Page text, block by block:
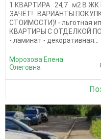
1 КВАРТИРА 24,7 м2 В ЖК
ЗАЧЁТ! ВАРИАНТЫ
СТОИМОСТИ)! - льготная
КВАРТИРЫ С ОТДЕЛКОЙ
- ламинат - декоративная...
Морозова Елена
Олеговна